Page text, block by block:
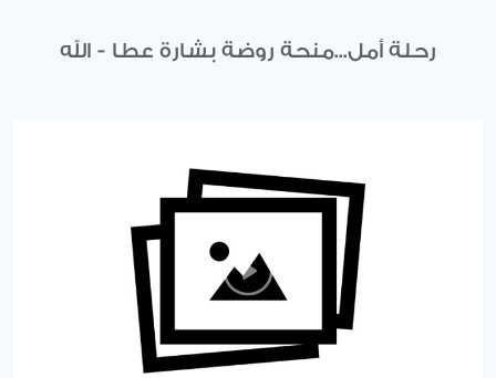
رحلة أمل...منحة روضة بشارة عطا - الله